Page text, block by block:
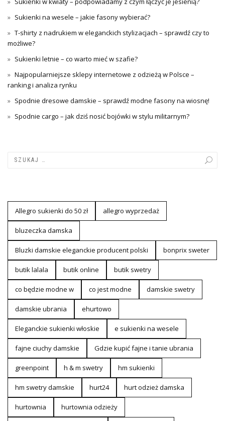
Sukienki na wesele – jakie fasony wybierać?
T-shirty z nadrukiem w eleganckich stylizacjach – sprawdź czy to
możliwe?
Sukienki letnie – co warto mieć w szafie?
Najpopularniejsze sklepy internetowe z odzieżą w Polsce –
ranking i analiza rynku
Spodnie dresowe damskie – sprawdź modne fasony na wiosnę!
Spodnie cargo – jak dziś nosić bojówki w stylu militarnym?
Allegro sukienki do 50 zł allegro wyprzedaż
bluzeczka damska
Bluzki damskie eleganckie producent polski bonprix sweter
butik lalala butik online butik swetry
co będzie modne w co jest modne damskie swetry
damskie ubrania ehurtowo
Eleganckie sukienki włoskie e sukienki na wesele
fajne ciuchy damskie Gdzie kupić fajne i tanie ubrania
greenpoint h & m swetry hm sukienki
hm swetry damskie hurt24 hurt odzież damska
hurtownia hurtownia odzieży